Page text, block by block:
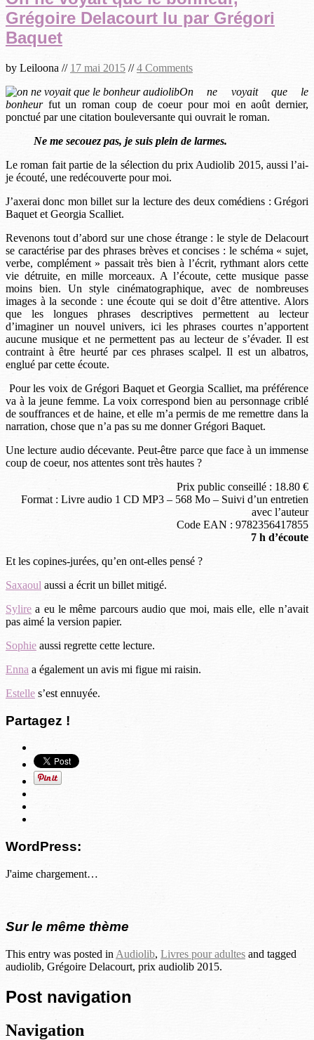
Grégoire Delacourt lu par Grégori
Baquet
by Leiloona // 17 mai 2015 //4 Comments
On ne voyait que le
bonheur fut un roman coup de coeur pour moi en août dernier,
ponctué par une citation bouleversante qui ouvrait le roman.
Ne me secouez pas, je suis plein de larmes.
Le roman fait partie de la sélection du prix Audiolib 2015, aussi l’ai-
je écouté, une redécouverte pour moi.
J’axerai donc mon billet sur la lecture des deux comédiens : Grégori
Baquet et Georgia Scalliet.
Revenons tout d’abord sur une chose étrange : le style de Delacourt
se caractérise par des phrases brèves et concises : le schéma « sujet,
verbe, complément » passait très bien à l’écrit, rythmant alors cette
vie détruite, en mille morceaux. A l’écoute, cette musique passe
moins bien. Un style cinématographique, avec de nombreuses
images à la seconde : une écoute qui se doit d’être attentive. Alors
que les longues phrases descriptives permettent au lecteur
d’imaginer un nouvel univers, ici les phrases courtes n’apportent
aucune musique et ne permettent pas au lecteur de s’évader. Il est
contraint à être heurté par ces phrases scalpel. Il est un albatros,
englué par cette écoute.
Pour les voix de Grégori Baquet et Georgia Scalliet, ma préférence
va à la jeune femme. La voix correspond bien au personnage criblé
de souffrances et de haine, et elle m’a permis de me remettre dans la
narration, chose que n’a pas su me donner Grégori Baquet.
Une lecture audio décevante. Peut-être parce que face à un immense
coup de coeur, nos attentes sont très hautes ?
Prix public conseillé : 18.80 €
Format : Livre audio 1 CD MP3 – 568 Mo – Suivi d’un entretien
avec l’auteur
Code EAN : 9782356417855
7 h d’écoute
Et les copines-jurées, qu’en ont-elles pensé ?
Saxaoul aussi a écrit un billet mitigé.
Sylire a eu le même parcours audio que moi, mais elle, elle n’avait
pas aimé la version papier.
Sophie aussi regrette cette lecture.
Enna a également un avis mi figue mi raisin.
Estelle s’est ennuyée.
Partagez !
WordPress:
J'aime chargement…
Sur le même thème
This entry was posted in Audiolib, Livres pour adultes and tagged
audiolib, Grégoire Delacourt, prix audiolib 2015.
Post navigation
Navigation